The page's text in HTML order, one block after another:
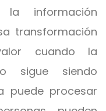
la información
transformación
cuando la
sigue siendo
puede procesar